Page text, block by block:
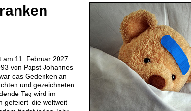
am 11. Februar 2027
von Papst Johannes
das Gedenken an
und gezeichneten
Tag wird im
gefeiert, die weltweit